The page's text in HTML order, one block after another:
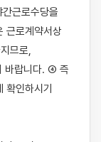
근로수당을
근로계약서상
므로,
바랍니다. ④ 즉
인하시기